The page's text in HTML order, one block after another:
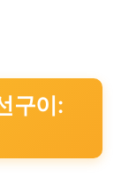
구이: